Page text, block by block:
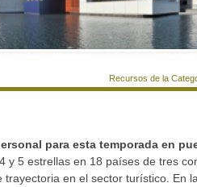
Recursos de la
para esta temporada en
y 5 estrellas en 18 países de tres
trayectoria en el sector turístico. En